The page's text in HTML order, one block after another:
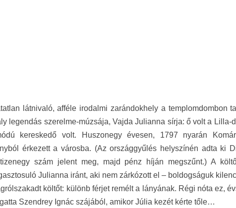
látnivaló, afféle irodalmi zarándokhely a templomdombon
legendás szerelme-múzsája, Vajda Julianna sírja: ő volt a Lilla-
kereskedő volt. Huszonegy évesen, 1797 nyarán
érkezett a városba. (Az országgyűlés helyszínén adta ki
szám jelent meg, majd pénz híján megszűnt.) A
Julianna iránt, aki nem zárkózott el – boldogságuk
költőt: különb férjet remélt a lányának. Régi nóta ez,
Szendrey Ignác szájából, amikor Júlia kezét kérte tőle…